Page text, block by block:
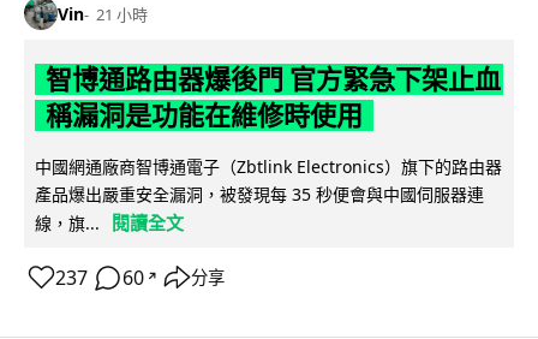
Vin 21 小時
智博通路由器爆後門 官方緊急下架止血
稱漏洞是功能在維修時使用
中國網通廠商智博通電子（Zbtlink Electronics）旗下的路由器
產品爆出嚴重安全漏洞，被發現每 35 秒便會與中國伺服器連
線，旗...
閱讀全文
237 60 ↗ 分享